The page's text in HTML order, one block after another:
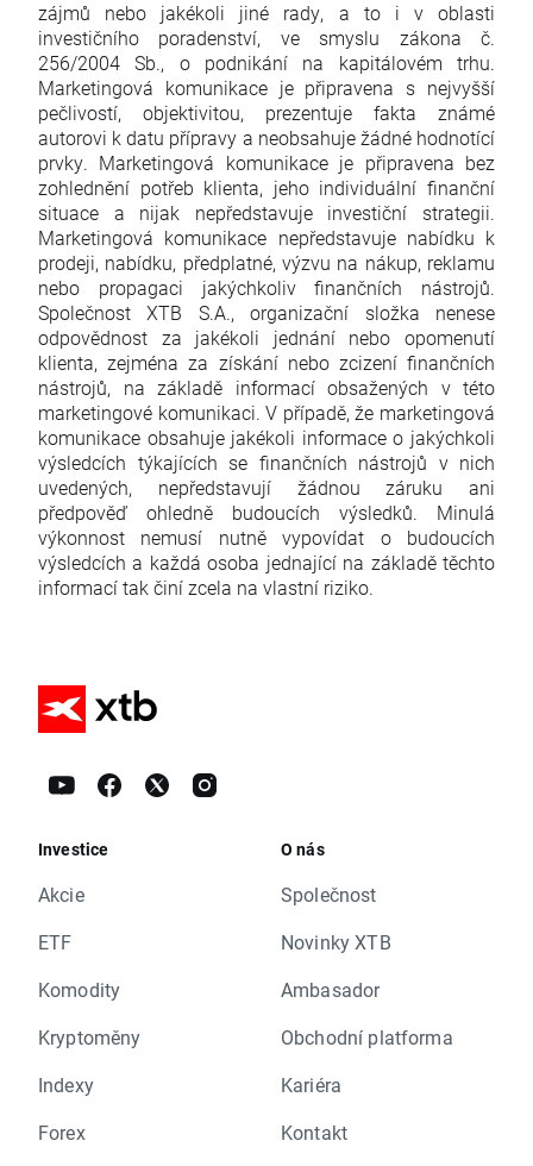
zájmů nebo jakékoli jiné rady, a to i v oblasti
investičního poradenství, ve smyslu zákona č.
256/2004 Sb., o podnikání na kapitálovém trhu.
Marketingová komunikace je připravena s nejvyšší
pečlivostí, objektivitou, prezentuje fakta známé
autorovi k datu přípravy a neobsahuje žádné hodnotící
prvky. Marketingová komunikace je připravena bez
zohlednění potřeb klienta, jeho individuální finanční
situace a nijak nepředstavuje investiční strategii.
Marketingová komunikace nepředstavuje nabídku k
prodeji, nabídku, předplatné, výzvu na nákup, reklamu
nebo propagaci jakýchkoliv finančních nástrojů.
Společnost XTB S.A., organizační složka nenese
odpovědnost za jakékoli jednání nebo opomenutí
klienta, zejména za získání nebo zcizení finančních
nástrojů, na základě informací obsažených v této
marketingové komunikaci. V případě, že marketingová
komunikace obsahuje jakékoli informace o jakýchkoli
výsledcích týkajících se finančních nástrojů v nich
uvedených, nepředstavují žádnou záruku ani
předpověď ohledně budoucích výsledků. Minulá
výkonnost nemusí nutně vypovídat o budoucích
výsledcích a každá osoba jednající na základě těchto
informací tak činí zcela na vlastní riziko.
Investice
Akcie
ETF
Komodity
Kryptoměny
Indexy
Forex
O nás
Společnost
Novinky XTB
Ambasador
Obchodní platforma
Kariéra
Kontakt